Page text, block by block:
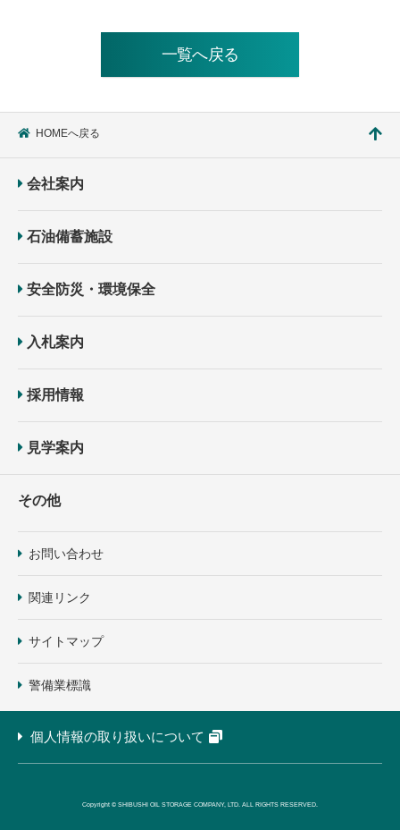
一覧へ戻る
HOMEへ戻る
会社案内
石油備蓄施設
安全防災・環境保全
入札案内
採用情報
見学案内
その他
お問い合わせ
関連リンク
サイトマップ
警備業標識
個人情報の取り扱いについて
Copyright © SHIBUSHI OIL STORAGE COMPANY, LTD. ALL RIGHTS RESERVED.